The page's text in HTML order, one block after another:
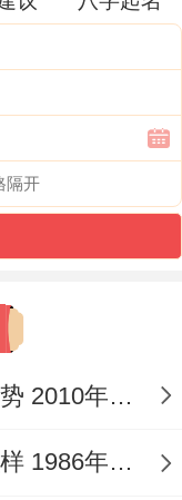
处于“腊月
中指出,腊月
得特质。分外
适;2025年太
2010年属虎人在2026年的运势 2010年属虎人2026
1986年属虎的人2026年怎么样 1986年属虎的5位吉利数字